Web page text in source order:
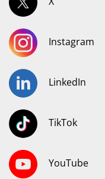
Instagram
LinkedIn
TikTok
YouTube